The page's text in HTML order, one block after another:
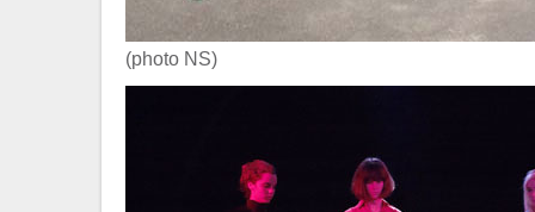
(photo NS)